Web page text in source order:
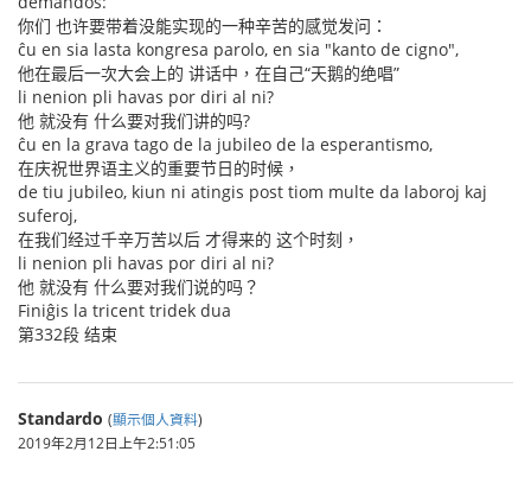
你们 也许要带着没能实现的一种辛苦的感觉发问：
ĉu en sia lasta kongresa parolo, en sia "kanto de cigno",
他在最后一次大会上的 讲话中，在自己“天鹅的绝唱”
li nenion pli havas por diri al ni?
他 就没有 什么要对我们讲的吗?
ĉu en la grava tago de la jubileo de la esperantismo,
在庆祝世界语主义的重要节日的时候，
de tiu jubileo, kiun ni atingis post tiom multe da laboroj kaj
suferoj,
在我们经过千辛万苦以后 才得来的 这个时刻，
li nenion pli havas por diri al ni?
他 就没有 什么要对我们说的吗？
Finiĝis la tricent tridek dua
第332段 结束
Standardo (顯示個人資料)
2019年2月12日上午2:51:05